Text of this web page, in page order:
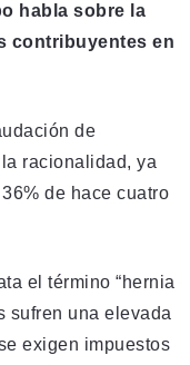
habla sobre la
contribuyentes en
de
racionalidad, ya
de hace cuatro
el término “hernia
sufren una elevada
exigen impuestos